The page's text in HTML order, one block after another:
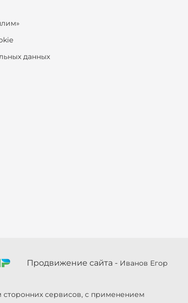
данных
Продвижение сайта - Иванов Егор
сторонних сервисов, с применением